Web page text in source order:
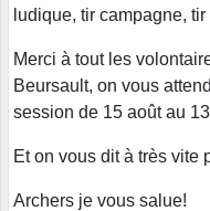
ludique, tir campagne,
Merci à tout les
Beursault, on vous
session de 15 août au
Et on vous dit à très vite
Archers je vous salue!